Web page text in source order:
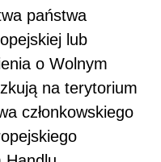
państwa
lub
o Wolnym
na terytorium
członkowskiego